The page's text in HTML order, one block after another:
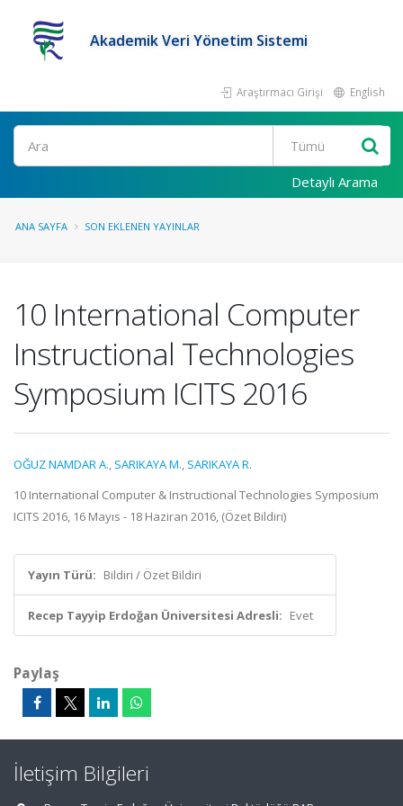
Akademik Veri Yönetim Sistemi
Araştırmacı Girişi English
Ara
Detaylı Arama
ANA SAYFA SON EKLENEN YAYINLAR
10 International Computer
Instructional Technologies
Symposium ICITS 2016
OĞUZ NAMDAR A., SARIKAYA M., SARIKAYA R.
10 International Computer & Instructional Technologies Symposium
ICITS 2016, 16 Mayıs - 18 Haziran 2016, (Özet Bildiri)
Yayın Türü: Bildiri / Özet Bildiri
Recep Tayyip Erdoğan Üniversitesi Adresli: Evet
Paylaş
İletişim Bilgileri